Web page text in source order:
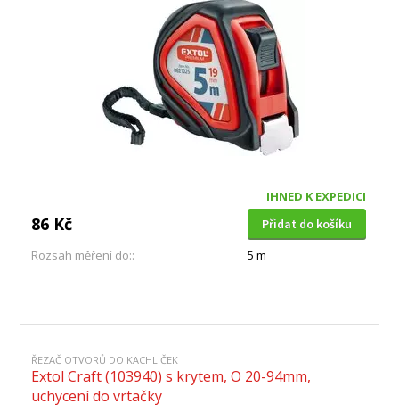
IHNED K EXPEDICI
86 Kč
Přidat do košíku
Rozsah měření do::
5 m
ŘEZAČ OTVORŮ DO KACHLIČEK
Extol Craft (103940) s krytem, O 20-94mm,
uchycení do vrtačky